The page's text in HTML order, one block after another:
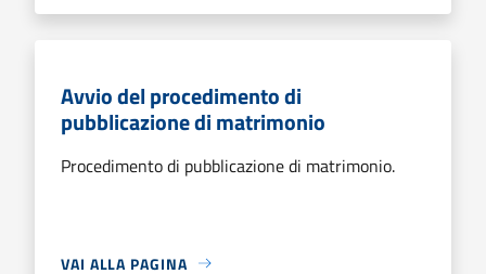
Avvio del procedimento di
pubblicazione di matrimonio
Procedimento di pubblicazione di matrimonio.
VAI ALLA PAGINA